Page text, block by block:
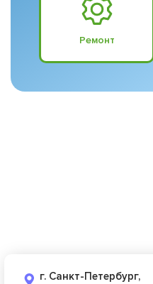
Ремонт
г. Санкт-Петербург,